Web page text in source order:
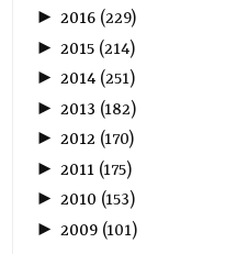
►2016 (229)
► 2015 (214)
►2014 (251)
► 2013 (182)
►2012 (170)
► 2011 (175)
►2010 (153)
► 2009 (101)